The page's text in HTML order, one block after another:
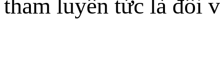
tham luyến tức là đối